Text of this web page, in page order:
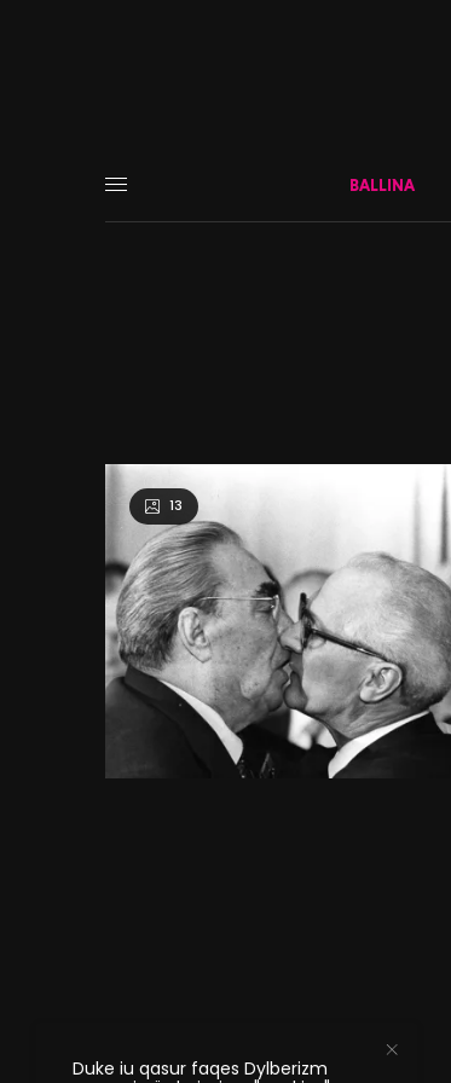
BALLINA
13
Duke iu qasur faqes Dylberizm